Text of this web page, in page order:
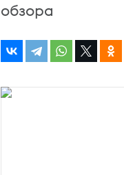
обзора